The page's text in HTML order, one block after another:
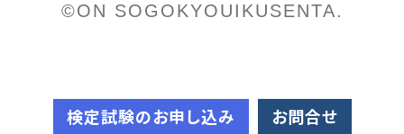
検定試験のお申し込み お問合せ
©ON SOGOKYOUIKUSENTA.